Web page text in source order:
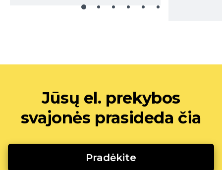
Jūsų el. prekybos
svajonės prasideda čia
Pradėkite